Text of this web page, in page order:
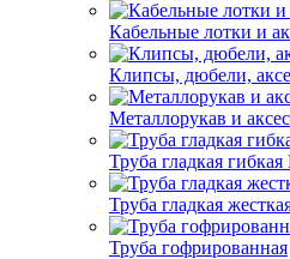
Кабельные лотки и
Клипсы, дюбели,
Металлорукав и
Труба гладкая
Труба гладкая
Труба гофрированная